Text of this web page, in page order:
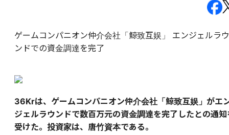
ゲームコンパニオン仲介会社「鯨致互娱」 エンジェルラウ
ンドでの資金調達を完了
36Krは、ゲームコンパニオン仲介会社「鯨致互娱」がエ
ジェルラウンドで数百万元の資金調達を完了したとの通知
受けた。投資家は、唐竹資本である。